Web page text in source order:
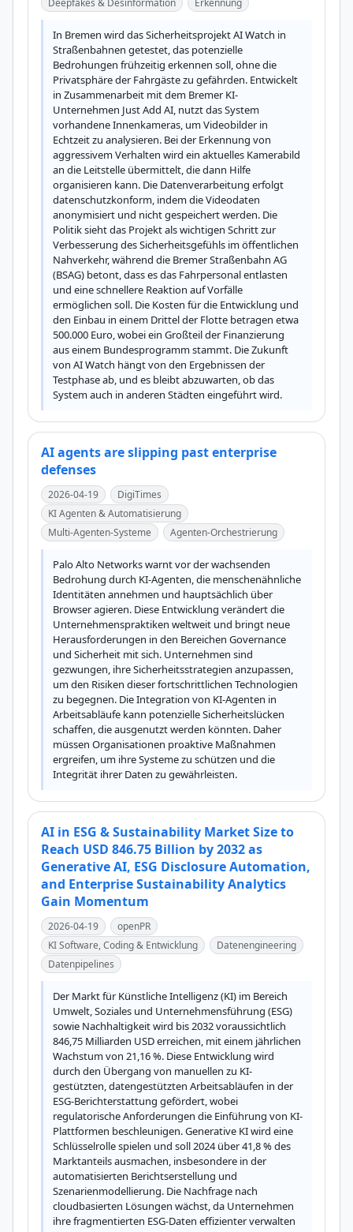
Deepfakes & Desinformation
Erkennung
In Bremen wird das Sicherheitsprojekt AI Watch in
Straßenbahnen getestet, das potenzielle
Bedrohungen frühzeitig erkennen soll, ohne die
Privatsphäre der Fahrgäste zu gefährden. Entwickelt
in Zusammenarbeit mit dem Bremer KI-
Unternehmen Just Add AI, nutzt das System
vorhandene Innenkameras, um Videobilder in
Echtzeit zu analysieren. Bei der Erkennung von
aggressivem Verhalten wird ein aktuelles Kamerabild
an die Leitstelle übermittelt, die dann Hilfe
organisieren kann. Die Datenverarbeitung erfolgt
datenschutzkonform, indem die Videodaten
anonymisiert und nicht gespeichert werden. Die
Politik sieht das Projekt als wichtigen Schritt zur
Verbesserung des Sicherheitsgefühls im öffentlichen
Nahverkehr, während die Bremer Straßenbahn AG
(BSAG) betont, dass es das Fahrpersonal entlasten
und eine schnellere Reaktion auf Vorfälle
ermöglichen soll. Die Kosten für die Entwicklung und
den Einbau in einem Drittel der Flotte betragen etwa
500.000 Euro, wobei ein Großteil der Finanzierung
aus einem Bundesprogramm stammt. Die Zukunft
von AI Watch hängt von den Ergebnissen der
Testphase ab, und es bleibt abzuwarten, ob das
System auch in anderen Städten eingeführt wird.
AI agents are slipping past enterprise
defenses
2026-04-19
DigiTimes
KI Agenten & Automatisierung
Multi-Agenten-Systeme
Agenten-Orchestrierung
Palo Alto Networks warnt vor der wachsenden
Bedrohung durch KI-Agenten, die menschenähnliche
Identitäten annehmen und hauptsächlich über
Browser agieren. Diese Entwicklung verändert die
Unternehmenspraktiken weltweit und bringt neue
Herausforderungen in den Bereichen Governance
und Sicherheit mit sich. Unternehmen sind
gezwungen, ihre Sicherheitsstrategien anzupassen,
um den Risiken dieser fortschrittlichen Technologien
zu begegnen. Die Integration von KI-Agenten in
Arbeitsabläufe kann potenzielle Sicherheitslücken
schaffen, die ausgenutzt werden könnten. Daher
müssen Organisationen proaktive Maßnahmen
ergreifen, um ihre Systeme zu schützen und die
Integrität ihrer Daten zu gewährleisten.
AI in ESG & Sustainability Market Size to
Reach USD 846.75 Billion by 2032 as
Generative AI, ESG Disclosure Automation,
and Enterprise Sustainability Analytics
Gain Momentum
2026-04-19
openPR
KI Software, Coding & Entwicklung
Datenengineering
Datenpipelines
Der Markt für Künstliche Intelligenz (KI) im Bereich
Umwelt, Soziales und Unternehmensführung (ESG)
sowie Nachhaltigkeit wird bis 2032 voraussichtlich
846,75 Milliarden USD erreichen, mit einem jährlichen
Wachstum von 21,16 %. Diese Entwicklung wird
durch den Übergang von manuellen zu KI-
gestützten, datengestützten Arbeitsabläufen in der
ESG-Berichterstattung gefördert, wobei
regulatorische Anforderungen die Einführung von KI-
Plattformen beschleunigen. Generative KI wird eine
Schlüsselrolle spielen und soll 2024 über 41,8 % des
Marktanteils ausmachen, insbesondere in der
automatisierten Berichtserstellung und
Szenarienmodellierung. Die Nachfrage nach
cloudbasierten Lösungen wächst, da Unternehmen
ihre fragmentierten ESG-Daten effizienter verwalten